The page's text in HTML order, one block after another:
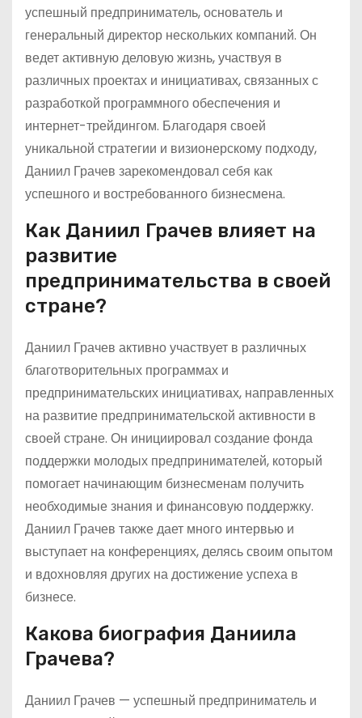
успешный предприниматель, основатель и
генеральный директор нескольких компаний. Он
ведет активную деловую жизнь, участвуя в
различных проектах и инициативах, связанных с
разработкой программного обеспечения и
интернет-трейдингом. Благодаря своей
уникальной стратегии и визионерскому подходу,
Даниил Грачев зарекомендовал себя как
успешного и востребованного бизнесмена.
Как Даниил Грачев влияет на
развитие
предпринимательства в своей
стране?
Даниил Грачев активно участвует в различных
благотворительных программах и
предпринимательских инициативах, направленных
на развитие предпринимательской активности в
своей стране. Он инициировал создание фонда
поддержки молодых предпринимателей, который
помогает начинающим бизнесменам получить
необходимые знания и финансовую поддержку.
Даниил Грачев также дает много интервью и
выступает на конференциях, делясь своим опытом
и вдохновляя других на достижение успеха в
бизнесе.
Какова биография Даниила
Грачева?
Даниил Грачев — успешный предприниматель и